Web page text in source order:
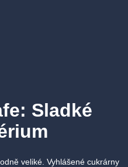
Sladké
veliké. Vyhlášené cukrárny